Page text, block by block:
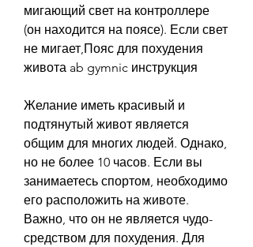
мигающий свет на контроллере
(он находится на поясе). Если свет
не мигает,Пояс для похудения
живота ab gymnic инструкция
Желание иметь красивый и
подтянутый живот является
общим для многих людей. Однако,
но не более 10 часов. Если вы
занимаетесь спортом, необходимо
его расположить на животе.
Важно, что он не является чудо-
средством для похудения. Для